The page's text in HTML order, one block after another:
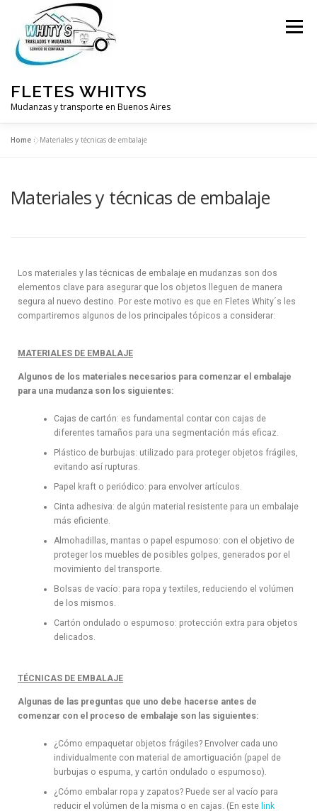
FLETES WHITYS
Mudanzas y transporte en Buenos Aires
Menu
Home »Materiales y técnicas de embalaje
Materiales y técnicas de embalaje
Los materiales y las técnicas de embalaje en mudanzas son dos
elementos clave para asegurar que los objetos lleguen de manera
segura al nuevo destino. Por este motivo es que en Fletes Whity´s les
compartiremos algunos de los principales tópicos a considerar:
MATERIALES DE EMBALAJE
Algunos de los materiales necesarios para comenzar el embalaje
para una mudanza son los siguientes:
Cajas de cartón: es fundamental contar con cajas de
diferentes tamaños para una segmentación más eficaz.
Plástico de burbujas: utilizado para proteger objetos frágiles,
evitando así rupturas.
Papel kraft o periódico: para envolver artículos.
Cinta adhesiva: de algún material resistente para un embalaje
más eficiente.
Almohadillas, mantas o papel espumoso: con el objetivo de
proteger los muebles de posibles golpes, generados por el
movimiento del transporte.
Bolsas de vacío: para ropa y textiles, reduciendo el volúmen
de los mismos.
Cartón ondulado o espumoso: protección extra para objetos
delicados.
TÉCNICAS DE EMBALAJE
Algunas de las preguntas que uno debe hacerse antes de
comenzar con el proceso de embalaje son las siguientes:
¿Cómo empaquetar objetos frágiles? Envolver cada uno
individualmente con material de amortiguación (papel de
burbujas o espuma, y cartón ondulado o espumoso).
¿Cómo embalar ropa y zapatos? Puede ser al vacío para
reducir el volúmen de la misma o en cajas. (En este link